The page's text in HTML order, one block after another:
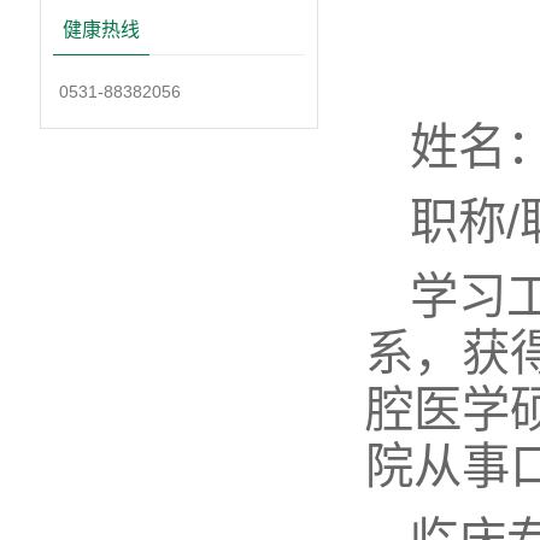
健康热线
0531-88382056
姓名
职称/
学习
系，获
腔医学
院从事